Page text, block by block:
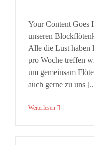
Your Content Goes
unseren
Alle die Lust haben
pro Woche treffen
um gemeinsam
auch gerne zu uns
Weiterlesen